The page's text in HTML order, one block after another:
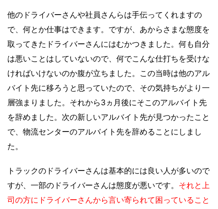
他のドライバーさんや社員さんらは手伝ってくれますの
で、何とか仕事はできます。ですが、あからさまな態度を
取ってきたドライバーさんにはむかつきました。何も自分
は悪いことはしていないので、何でこんな仕打ちを受けな
ければいけないのか腹が立ちました。この当時は他のアル
バイト先に移ろうと思っていたので、その気持ちがより一
層強まりました。それから3ヵ月後にそこのアルバイト先
を辞めました。次の新しいアルバイト先が見つかったこと
で、物流センターのアルバイト先を辞めることにしまし
た。
トラックのドライバーさんは基本的には良い人が多いので
すが、一部のドライバーさんは態度が悪いです。 それと上
司の方にドライバーさんから言い寄られて困っていること